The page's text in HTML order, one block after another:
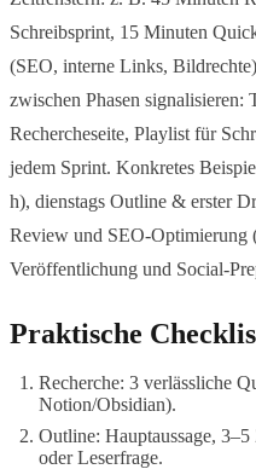
Schreibsprint, 15 Minuten
(SEO, interne Links,
zwischen Phasen signalisieren:
Rechercheseite, Playlist für
jedem Sprint. Konkretes
h), dienstags Outline & erster
Review und SEO-Optimierung
Veröffentlichung und Social-
Praktische
Recherche: 3 verlässliche
Notion/Obsidian).
Outline: Hauptaussage,
oder Leserfrage.